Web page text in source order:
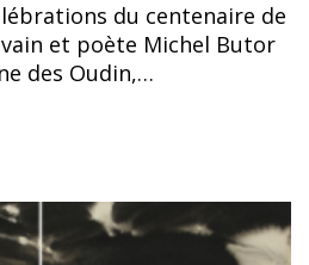
du centenaire de
et poète Michel Butor
des Oudin,…